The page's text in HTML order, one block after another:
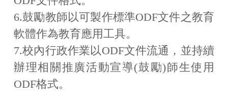
6.鼓勵教師以可製作標準ODF文件之教育
軟體作為教育應用工具。
7.校內行政作業以ODF文件流通，並持續
辦理相關推廣活動宣導(鼓勵)師生使用
ODF格式。